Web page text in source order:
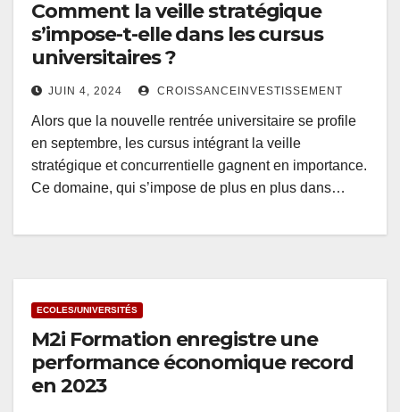
Comment la veille stratégique
s’impose-t-elle dans les cursus
universitaires ?
JUIN 4, 2024 CROISSANCEINVESTISSEMENT
Alors que la nouvelle rentrée universitaire se profile
en septembre, les cursus intégrant la veille
stratégique et concurrentielle gagnent en importance.
Ce domaine, qui s’impose de plus en plus dans…
ECOLES/UNIVERSITÉS
M2i Formation enregistre une
performance économique record
en 2023